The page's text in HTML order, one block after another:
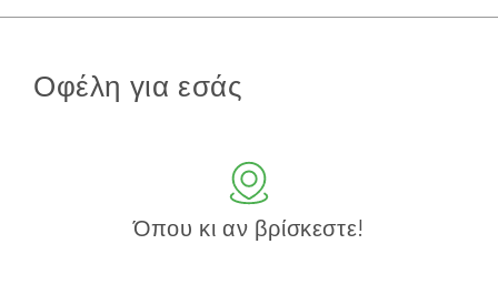
Οφέλη για εσάς
Όπου κι αν βρίσκεστε!